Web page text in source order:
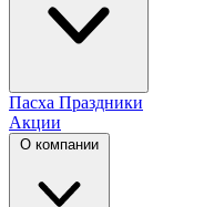
Пасха Праздники
Акции
О компании